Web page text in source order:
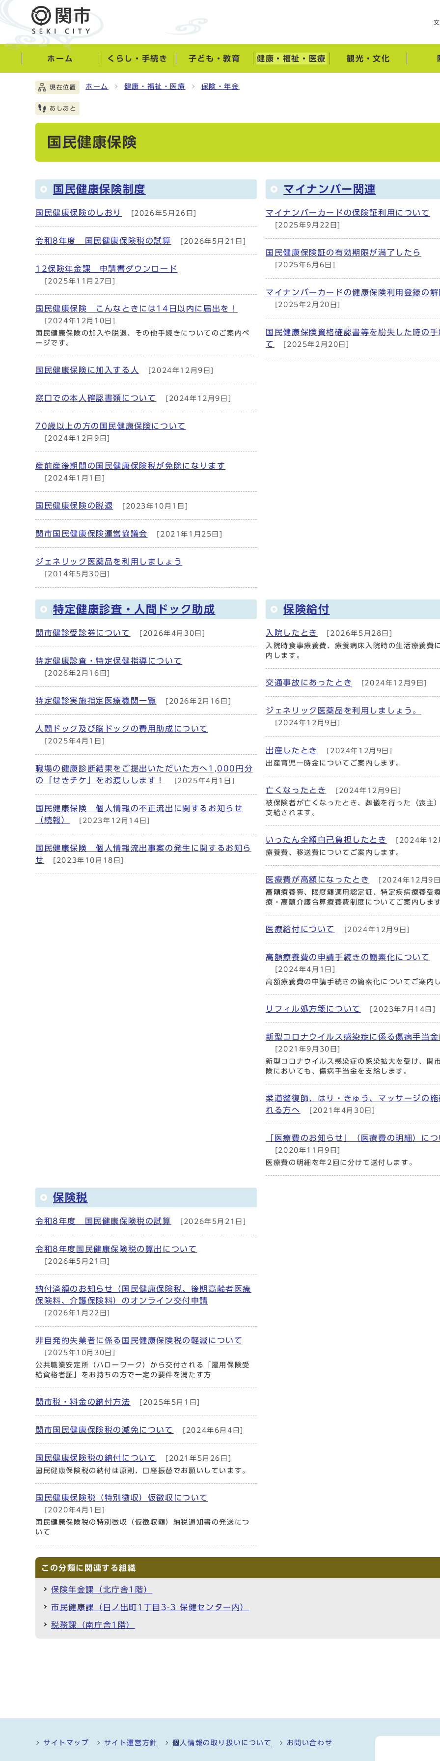
ホーム くらし・手続き 子ども・教育 健康・福祉・医療 観光・文化
現在位置 ホーム 健康・福祉・医療 保険・年金
あしあと
国民健康保険
国民健康保険制度
国民健康保険のしおり [2026年5月26日]
令和8年度 国民健康保険税の試算 [2026年5月21日]
12保険年金課 申請書ダウンロード
[2025年11月27日]
国民健康保険 こんなときには14日以内に届出を！
[2024年12月10日]
国民健康保険の加入や脱退、その他手続きについてのご案内ペ
ージです。
国民健康保険に加入する人 [2024年12月9日]
窓口での本人確認書類について [2024年12月9日]
70歳以上の方の国民健康保険について
[2024年12月9日]
産前産後期間の国民健康保険税が免除になります
[2024年1月1日]
国民健康保険の脱退 [2023年10月1日]
関市国民健康保険運営協議会 [2021年1月25日]
ジェネリック医薬品を利用しましょう
[2014年5月30日]
マイナンバー関連
マイナンバーカードの保険証利用について
[2025年9月22日]
国民健康保険証の有効期限が満了したら
[2025年6月6日]
マイナンバーカードの健康保険利用登録の解
[2025年2月20日]
国民健康保険資格確認書等を紛失した時の
て
[2025年2月20日]
特定健康診査・人間ドック助成
関市健診受診券について [2026年4月30日]
特定健康診査・特定保健指導について
[2026年2月16日]
特定健診実施指定医療機関一覧 [2026年2月16日]
人間ドック及び脳ドックの費用助成について
[2025年4月1日]
職場の健康診断結果をご提出いただいた方へ1,000円分
の「せきチケ」をお渡しします！
[2025年4月1日]
国民健康保険 個人情報の不正流出に関するお知らせ
（続報）
[2023年12月14日]
国民健康保険 個人情報流出事案の発生に関するお知ら
せ
[2023年10月18日]
保険給付
入院したとき
[2026年5月28日]
入院時食事療養費、療養病床入院時の生活療養費
内します。
交通事故にあったとき [2024年12月9日]
ジェネリック医薬品を利用しましょう。
[2024年12月9日]
出産したとき
[2024年12月9日]
出産育児一時金についてご案内します。
亡くなったとき
[2024年12月9日]
被保険者が亡くなったとき、葬儀を行った（喪主
支給されます。
いったん全額自己負担したとき
[2024年12
療養費、移送費についてご案内します。
医療費が高額になったとき
[2024年12月9
高額療養費、限度額適用認定証、特定疾病療養受
療・高額介護合算療養費制度についてご案内しま
医療給付について [2024年12月9日]
高額療養費の申請手続きの簡素化について
[2024年4月1日]
高額療養費の申請手続きの簡素化についてご案内
リフィル処方箋について [2023年7月14日]
新型コロナウイルス感染症に係る傷病手当
[2021年9月30日]
新型コロナウイルス感染症の感染拡大を受け、関
険においても、傷病手当金を支給します。
柔道整復師、はり・きゅう、マッサージの
れる方へ
[2021年4月30日]
「医療費のお知らせ」（医療費の明細）に
[2020年11月9日]
医療費の明細を年2回に分けて送付します。
保険税
令和8年度 国民健康保険税の試算 [2026年5月21日]
令和8年度国民健康保険税の算出について
[2026年5月21日]
納付済額のお知らせ（国民健康保険税、後期高齢者医療
保険料、介護保険料）のオンライン交付申請
[2026年1月22日]
非自発的失業者に係る国民健康保険税の軽減について
[2025年10月30日]
公共職業安定所（ハローワーク）から交付される「雇用保険受
給資格者証」をお持ちの方で一定の要件を満たす方
関市税・料金の納付方法 [2025年5月1日]
関市国民健康保険税の減免について [2024年6月4日]
国民健康保険税の納付について
[2021年5月26日]
国民健康保険税の納付は原則、口座振替でお願いしています。
国民健康保険税（特別徴収）仮徴収について
[2020年4月1日]
国民健康保険税の特別徴収（仮徴収額）納税通知書の発送につ
いて
この分類に関連する組織
保険年金課（北庁舎1階）
市民健康課（日ノ出町1丁目3-3 保健センター内）
税務課（南庁舎1階）
サイトマップ サイト運営方針 個人情報の取り扱いについて お問い合わせ